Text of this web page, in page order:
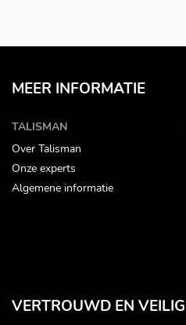
MEER INFORMATIE
TALISMAN
Over Talisman
Onze experts
Algemene informatie
VERTROUWD EN VEILIG